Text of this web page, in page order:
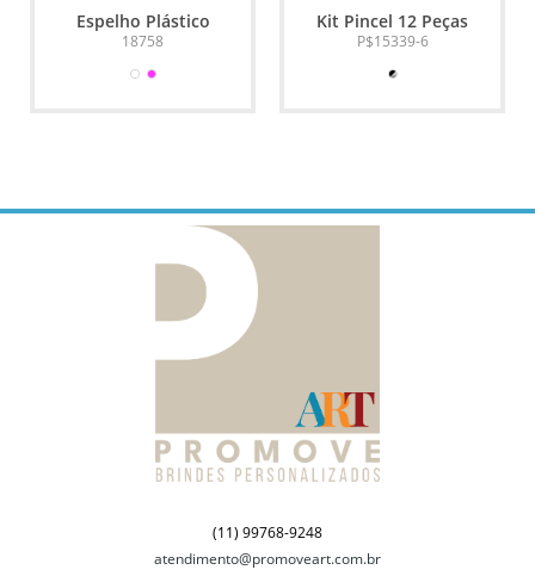
Espelho Plástico
18758
Kit Pincel 12 Peças
P$15339-6
(11) 99768-9248
atendimento@promoveart.com.br